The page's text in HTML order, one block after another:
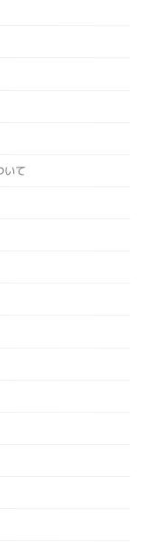
いて